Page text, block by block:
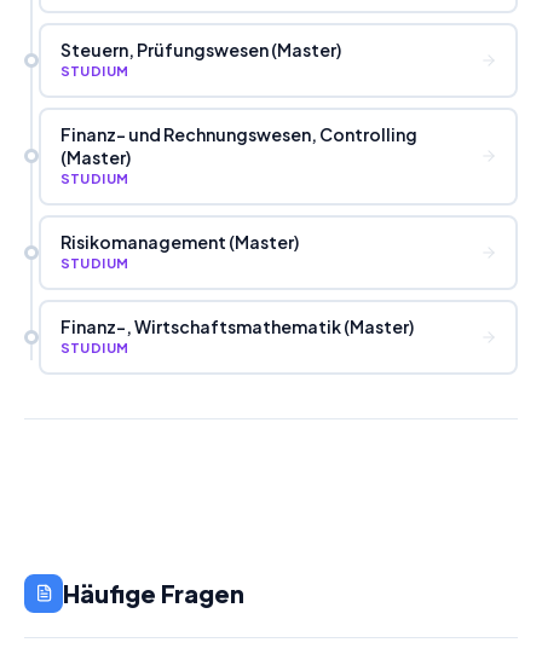
Steuern, Prüfungswesen (Master)
STUDIUM
Finanz- und Rechnungswesen, Controlling
(Master)
STUDIUM
Risikomanagement (Master)
STUDIUM
Finanz-, Wirtschaftsmathematik (Master)
STUDIUM
Häufige Fragen